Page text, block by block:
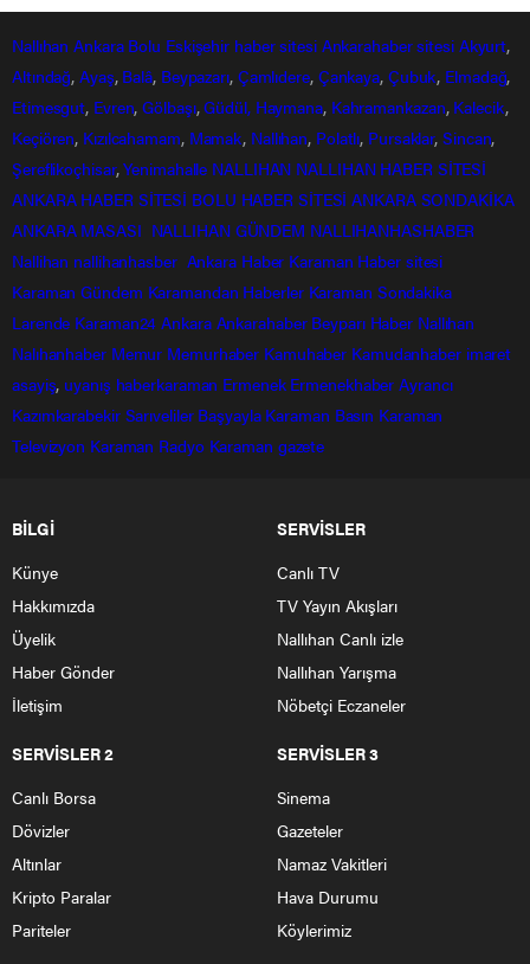
Nallıhan Ankara Bolu Eskişehir haber sitesi Ankarahabersitesi Akyurt,
Altındağ,Ayaş, Balâ, Beypazarı, Çamlıdere, Çankaya, Çubuk, Elmadağ,
Etimesgut, Evren,Gölbaşı,Güdül, Haymana, Kahramankazan, Kalecik,
Keçiören, Kızılcahamam, Mamak, Nallıhan, Polatlı, Pursaklar,Sincan,
Şereflikoçhisar,Yenimahalle NALLIHAN NALLIHAN HABER SİTESİ
ANKARA HABER SİTESİ BOLU HABER SİTESİ ANKARA SONDAKİKA
ANKARA MASASI NALLIHAN GÜNDEM NALLIHANHASHABER
Nallihan nallihanhasber Ankara Haber Karaman Haber sitesi
Karaman Gündem Karamandan Haberler Karaman Sondakika
Larende Karaman24 Ankara Ankarahaber Beyparı Haber Nallıhan
Nalıhanhaber Memur Memurhaber Kamuhaber Kamudanhaber imaret
asayiş, uyanış haberkaraman Ermenek Ermenekhaber Ayrancı
Kazımkarabekir Sarıveliler Başyayla Karaman Basın Karaman
Televizyon Karaman Radyo Karaman gazete
BİLGİ
Künye
Hakkımızda
Üyelik
Haber Gönder
İletişim
SERVİSLER
Canlı TV
TV Yayın Akışları
Nallıhan Canlı izle
Nallıhan Yarışma
Nöbetçi Eczaneler
SERVİSLER 2
Canlı Borsa
Dövizler
Altınlar
Kripto Paralar
Pariteler
SERVİSLER 3
Sinema
Gazeteler
Namaz Vakitleri
Hava Durumu
Köylerimiz